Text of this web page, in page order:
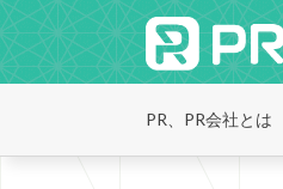
PR、PR会社とは
HOME 動画PR